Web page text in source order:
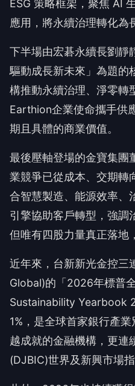
ESG 策略框架，聚焦 AI
應用，將永續治理轉化為
下半場由宏碁永續長劉靜
驅動成長新未來」為題的
構推動永續治理、淨零轉
Earthion企業使命攜手供
期且具體的商業價值。
最後壓軸登場的金寶集團
業競爭已從成本、交期轉
合智慧製造、能源效率、
引擎協助客戶轉型，強調
但唯有四股力量真正落地
近年來，台新新光金控三
Global)的「2026年標普
Sustainability Yearbook
1%，是全球首家銀行產
越成就的金融機構，更連
(DJBIC)世界及新興市場指